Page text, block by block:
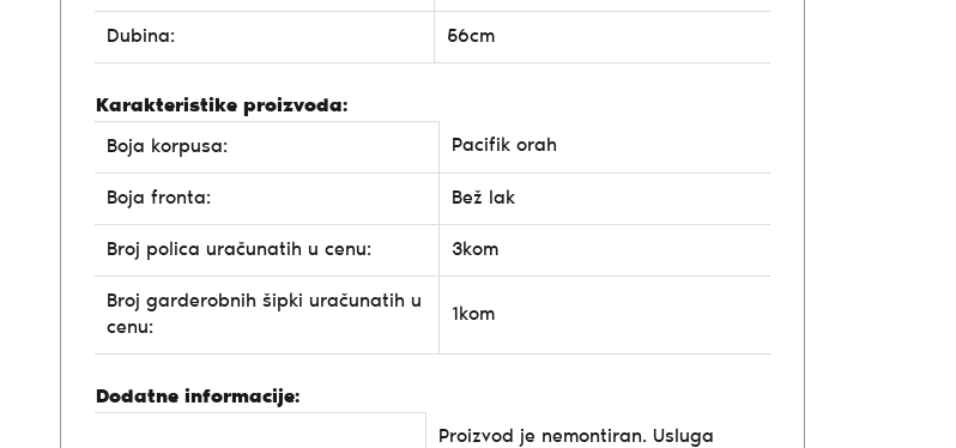
Dubina: 56cm
Karakteristike proizvoda:
Boja korpusa:
Pacifik orah
Boja fronta: Bež lak
Broj polica uračunatih u cenu: 3kom
Broj garderobnih šipki uračunatih u
cenu:
1kom
Dodatne informacije:
Proizvod je nemontiran. Usluga